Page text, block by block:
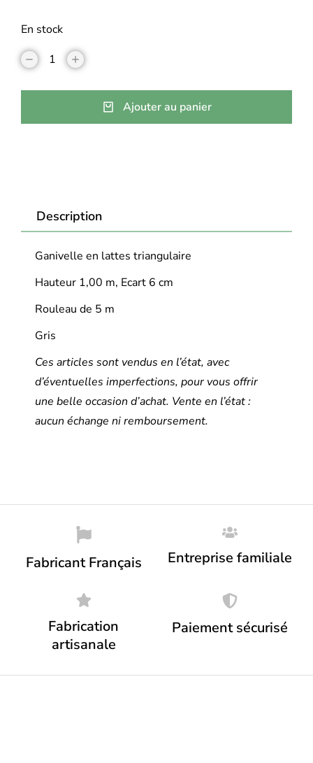
En stock
Ajouter au panier
Description
Ganivelle en lattes triangulaire
Hauteur 1,00 m, Ecart 6 cm
Rouleau de 5 m
Gris
Ces articles sont vendus en l’état, avec
d’éventuelles imperfections, pour vous offrir
une belle occasion d’achat. Vente en l’état :
aucun échange ni remboursement.
Fabricant Français Entreprise familiale
Fabrication
artisanale
Paiement sécurisé